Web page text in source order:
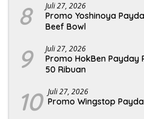
8 Juli 27, 2026
Promo Yoshinoya
Beef Bowl
9 Juli 27, 2026
Promo HokBen Payday
50 Ribuan
10 Juli 27, 2026
Promo Wingstop